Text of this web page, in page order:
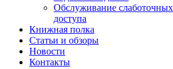
Обслуживание
доступа
Книжная полка
Статьи и обзоры
Новости
Контакты